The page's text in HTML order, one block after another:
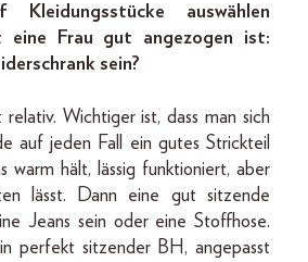
auswählen
eine Frau gut angezogen ist:
sein?
Wichtiger ist, dass man sich
auf jeden Fall ein gutes Strickteil
warm hält, lässig funktioniert, aber
lässt. Dann eine gut sitzende
Jeans sein oder eine Stoffhose.
perfekt sitzender BH, angepasst